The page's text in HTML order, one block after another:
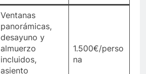
Ventanas
panorámicas,
desayuno y
almuerzo
incluidos,
asiento
1.500€/perso
na